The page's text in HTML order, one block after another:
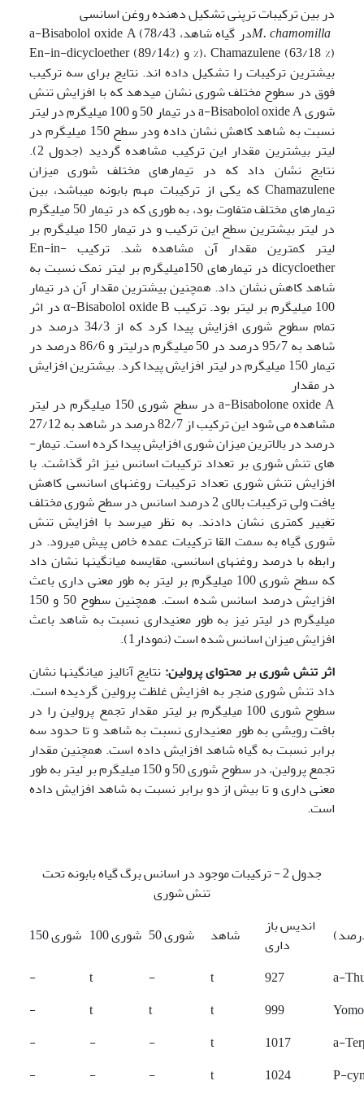
در بین ترکیبات ترپنی تشکیل دهنده روغن اسانسی
M. chamomilla
در گیاه شاهد، a-Bisabolol oxide A (78/43
%)، Chamazulene (63/18 %) و En-in-dicycloether (89/14%)
بیشترین ترکیبات را تشکیل داده اند. نتایج برای سه ترکیب
فوق در سطوح مختلف شوری نشان می­دهد که با افزایش تنش
شوری a-Bisabolol oxide A در تیمار 50 و 100 میلی­گرم در لیتر
نسبت به شاهد کاهش نشان داده ودر سطح 150 میلی­گرم در
لیتر بیشترین مقدار این ترکیب مشاهده گردید (جدول 2).
نتایج نشان داد که در تیمارهای مختلف شوری میزان
Chamazulene که یکی از ترکیبات مهم بابونه می­باشد، بین
تیمارهای مختلف متفاوت بود، به طوری که در تیمار 50 میلی­گرم
در لیتر بیشترین سطح این ترکیب و در تیمار 150 میلی­گرم ­بر
لیتر کمترین مقدار آن مشاهده شد. ترکیب En-in-
dicycloether در تیمارهای 150میلی­گرم بر لیتر نمک نسبت به
شاهد کاهش نشان داد. همچنین بیشترین مقدار آن در تیمار
100 میلی­گرم بر لیتر بود. ترکیب α-Bisabolol oxide B در اثر
تمام سطوح شوری افزایش پیدا کرد که از 34/3 درصد در
شاهد به 95/7 درصد در 50 میلی­گرم درلیتر و 86/6 درصد در
تیمار 150 میلی­گرم در لیتر افزایش پیدا کرد. بیشترین افزایش
در مقدار
a-Bisabolone oxide A در سطح شوری 150 میلی­گرم در لیتر
مشاهده می شود این ترکیب از 82/7 درصد در شاهد به 27/12
درصد در بالاترین میزان شوری افزایش پیدا کرده است. تیمار­
های تنش شوری بر تعداد ترکیبات اسانس نیز اثر گذاشت. با
افزایش تنش شوری تعداد ترکیبات روغن­های اسانسی کاهش
یافت ولی ترکیبات بالای 2 درصد اسانس در سطح شوری مختلف
تغییر کمتری نشان دادند. به نظر می­رسد با افزایش تنش
شوری گیاه به سمت القا ترکیبات عمده خاص پیش می­رود. در
رابطه با درصد روغن­های اسانسی، مقایسه میانگین­ها نشان داد
که سطح شوری 100 میلی­گرم بر لیتر به طور معنی داری باعث
افزایش درصد اسانس شده است. همچنین سطوح 50 و 150
میلی­گرم در لیتر نیز به طور معنی­داری نسبت به شاهد باعث
افزایش میزان اسانس شده است (نمودار1).
اثر تنش شوری بر محتوای پرولین: نتایج آنالیز میانگین­ها نشان
داد تنش شوری منجر به افزایش غلظت پرولین گردیده است.
سطوح شوری 100 میلی­گرم بر لیتر مقدار تجمع پرولین را در
بافت رویشی به طور معنی­داری نسبت به شاهد و تا حدود سه
برابر نسبت به گیاه شاهد افزایش داده است. همچنین مقدار
تجمع پرولین، در سطوح شوری 50 و 150 میلی­گرم بر لیتر به طور
معنی داری و تا بیش از دو برابر نسبت به شاهد افزایش داده
است.
جدول 2 - ترکیبات موجود در اسانس برگ گیاه بابونه تحت
تنش شوری
شوری 150
شوری 100 شوری 50 شاهد
اندیس باز
داری
-
t - t 927
a-
-
t t t 999
-
- - t 1017
a-
-
- - t 1024 P-